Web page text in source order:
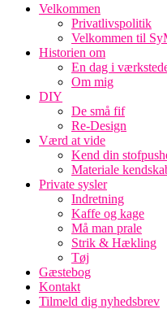
Velkommen
Privatlivspolitik
Velkommen til
Historien om
En dag i
Om mig
DIY
De små fif
Re-Design
Værd at vide
Kend din
Materiale
Private sysler
Indretning
Kaffe og kage
Må man prale
Strik & Hækling
Tøj
Gæstebog
Kontakt
Tilmeld dig nyhedsbrev